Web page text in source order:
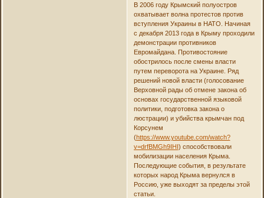
В 2006 году Крымский полуостров
охватывает волна протестов против
вступления Украины в НАТО. Начиная
с декабря 2013 года в Крыму проходили
демонстрации противников
Евромайдана. Противостояние
обострилось после смены власти
путем переворота на Украине. Ряд
решений новой власти (голосование
Верховной рады об отмене закона об
основах государственной языковой
политики, подготовка закона о
люстрации) и убийства крымчан под
Корсунем
(https://www.youtube.com/watch?
v=drfBMGh9IHI) способствовали
мобилизации населения Крыма.
Последующие события, в результате
которых народ Крыма вернулся в
Россию, уже выходят за пределы этой
статьи.